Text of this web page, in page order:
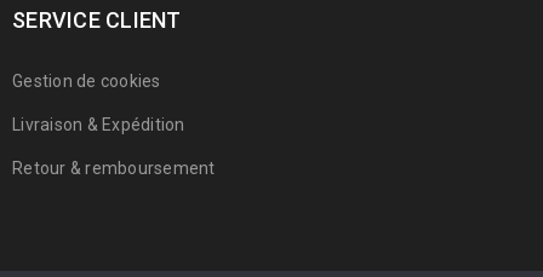
SERVICE CLIENT
Gestion de cookies
Livraison & Expédition
Retour & remboursement